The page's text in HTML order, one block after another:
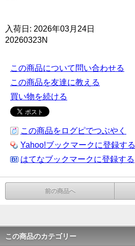
入荷日: 2026年03月24日
20260323N
この商品について問い合わせる
この商品を友達に教える
買い物を続ける
この商品をログピでつぶやく
Yahoo!ブックマークに登録する
はてなブックマークに登録する
前の商品へ
この商品のカテゴリー